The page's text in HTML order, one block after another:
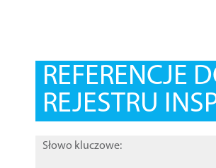
REFERENCJE
REJESTRU
Słowo kluczowe: